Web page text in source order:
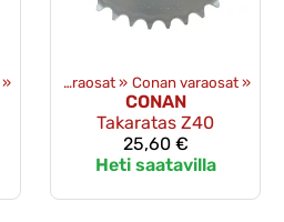
‪» Alkuperäiset varaosat ‪» Conan varaosat ‪»
CONAN
Takaratas Z40
25,60 €
Heti saatavilla